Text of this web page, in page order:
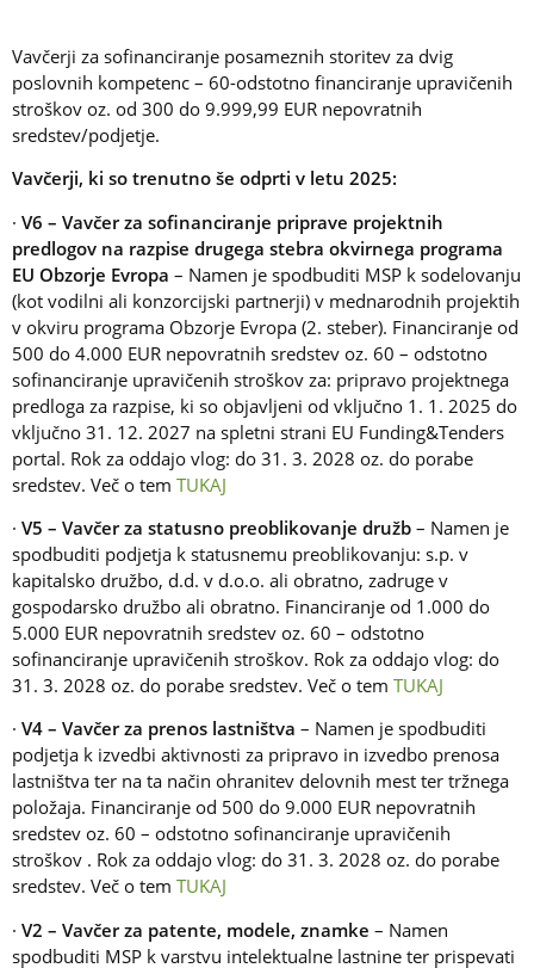
Vavčerji za sofinanciranje posameznih storitev za dvig
poslovnih kompetenc – 60-odstotno financiranje upravičenih
stroškov oz. od 300 do 9.999,99 EUR nepovratnih
sredstev/podjetje.
Vavčerji, ki so trenutno še odprti v letu 2025:
· V6 – Vavčer za sofinanciranje priprave projektnih
predlogov na razpise drugega stebra okvirnega programa
EU Obzorje Evropa – Namen je spodbuditi MSP k sodelovanju
(kot vodilni ali konzorcijski partnerji) v mednarodnih projektih
v okviru programa Obzorje Evropa (2. steber). Financiranje od
500 do 4.000 EUR nepovratnih sredstev oz. 60 – odstotno
sofinanciranje upravičenih stroškov za: pripravo projektnega
predloga za razpise, ki so objavljeni od vključno 1. 1. 2025 do
vključno 31. 12. 2027 na spletni strani EU Funding&Tenders
portal. Rok za oddajo vlog: do 31. 3. 2028 oz. do porabe
sredstev. Več o tem TUKAJ
· V5 – Vavčer za statusno preoblikovanje družb – Namen je
spodbuditi podjetja k statusnemu preoblikovanju: s.p. v
kapitalsko družbo, d.d. v d.o.o. ali obratno, zadruge v
gospodarsko družbo ali obratno. Financiranje od 1.000 do
5.000 EUR nepovratnih sredstev oz. 60 – odstotno
sofinanciranje upravičenih stroškov. Rok za oddajo vlog: do
31. 3. 2028 oz. do porabe sredstev. Več o tem TUKAJ
· V4 – Vavčer za prenos lastništva – Namen je spodbuditi
podjetja k izvedbi aktivnosti za pripravo in izvedbo prenosa
lastništva ter na ta način ohranitev delovnih mest ter tržnega
položaja. Financiranje od 500 do 9.000 EUR nepovratnih
sredstev oz. 60 – odstotno sofinanciranje upravičenih
stroškov . Rok za oddajo vlog: do 31. 3. 2028 oz. do porabe
sredstev. Več o tem TUKAJ
· V2 – Vavčer za patente, modele, znamke – Namen
spodbuditi MSP k varstvu intelektualne lastnine ter prispevati